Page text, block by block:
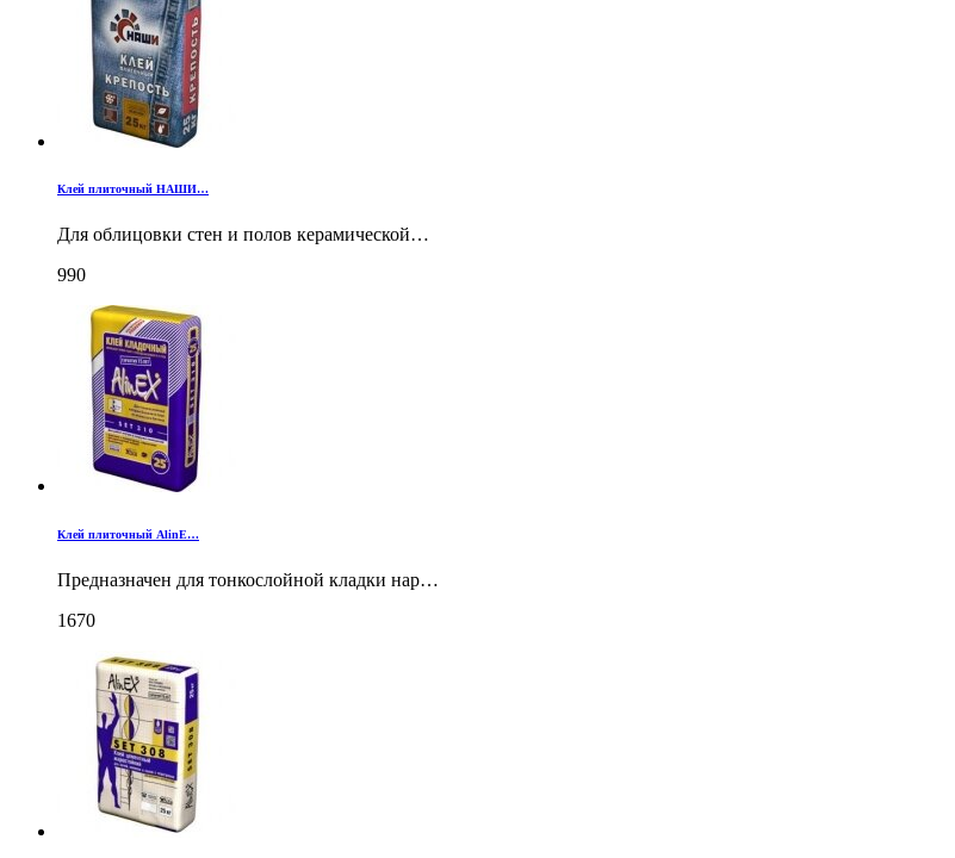
Клей плиточный НАШИ…
Для облицовки стен и полов керамической…
990
Клей плиточный AlinE…
Предназначен для тонкослойной кладки нар…
1670